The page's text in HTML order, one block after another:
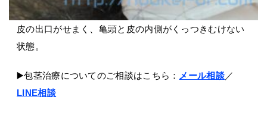
皮の出口がせまく、亀頭と皮の内側がくっつきむけない
状態。
▶️包茎治療についてのご相談はこちら： メール相談／
LINE相談